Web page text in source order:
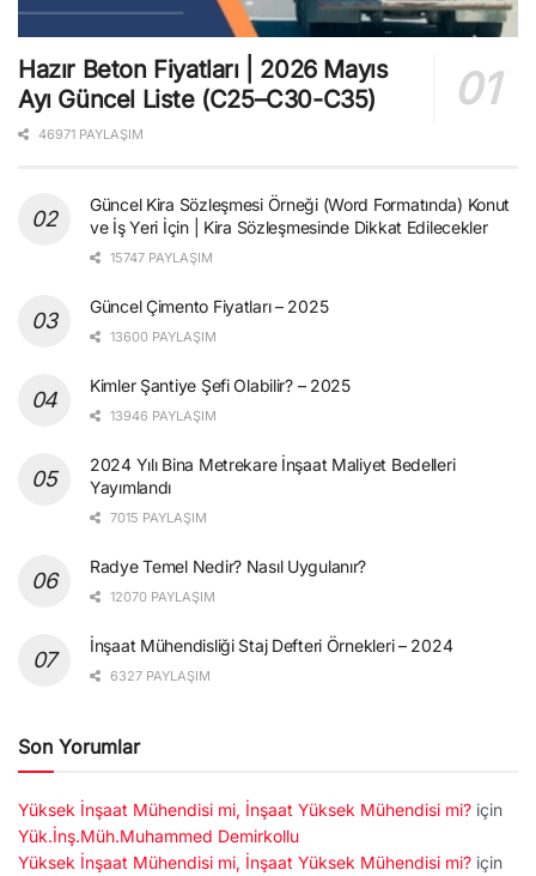
Hazır Beton Fiyatları | 2026 Mayıs
Ayı Güncel Liste (C25–C30-C35)
46971 PAYLAŞIM
Güncel Kira Sözleşmesi Örneği (Word Formatında) Konut
ve İş Yeri İçin | Kira Sözleşmesinde Dikkat Edilecekler
15747 PAYLAŞIM
Güncel Çimento Fiyatları – 2025
13600 PAYLAŞIM
Kimler Şantiye Şefi Olabilir? – 2025
13946 PAYLAŞIM
2024 Yılı Bina Metrekare İnşaat Maliyet Bedelleri
Yayımlandı
7015 PAYLAŞIM
Radye Temel Nedir? Nasıl Uygulanır?
12070 PAYLAŞIM
İnşaat Mühendisliği Staj Defteri Örnekleri – 2024
6327 PAYLAŞIM
Son Yorumlar
Yüksek İnşaat Mühendisi mi, İnşaat Yüksek Mühendisi mi? için
Yük.İnş.Müh.Muhammed Demirkollu
Yüksek İnşaat Mühendisi mi, İnşaat Yüksek Mühendisi mi? için